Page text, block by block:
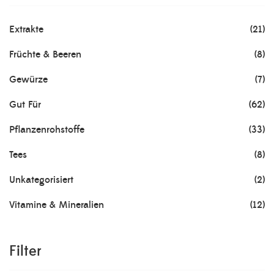
Extrakte (21)
Früchte & Beeren (8)
Gewürze (7)
Gut Für (62)
Pflanzenrohstoffe (33)
Tees (8)
Unkategorisiert (2)
Vitamine & Mineralien (12)
Filter